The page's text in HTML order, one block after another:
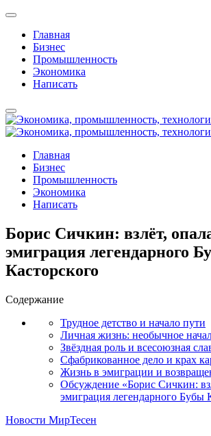
Главная
Бизнес
Промышленность
Экономика
Написать
Главная
Бизнес
Промышленность
Экономика
Написать
Борис Сичкин: взлёт,
эмиграция легендарного
Касторского
Содержание
Трудное детство и начало пути
Личная жизнь: необычное
Звёздная роль и всесоюзная
Сфабрикованное дело и крах
Жизнь в эмиграции и
Обсуждение «Борис Сичкин:
эмиграция легендарного Бубы
Новости МирТесен